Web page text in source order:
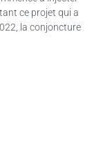
ce projet qui a
la conjoncture